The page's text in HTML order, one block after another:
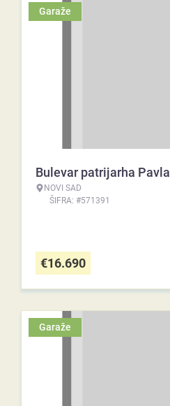
Garaže
Bulevar patrijarha Pavla
NOVI SAD
ŠIFRA: #571391
€16.690
Garaže